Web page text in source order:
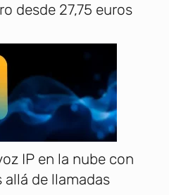
desde 27,75 euros
IP en la nube con
allá de llamadas